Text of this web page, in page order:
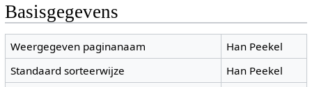
Basisgegevens
Weergegeven paginanaam
Han Peekel
Standaard sorteerwijze
Han Peekel